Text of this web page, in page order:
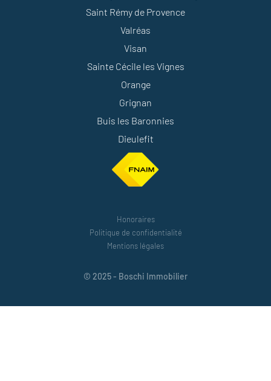
Saint Rémy de Provence
Valréas
Visan
Sainte Cécile les Vignes
Orange
Grignan
Buis les Baronnies
Dieulefit
Honoraires
Politique de confidentialité
Mentions légales
© 2025 - Boschi Immobilier